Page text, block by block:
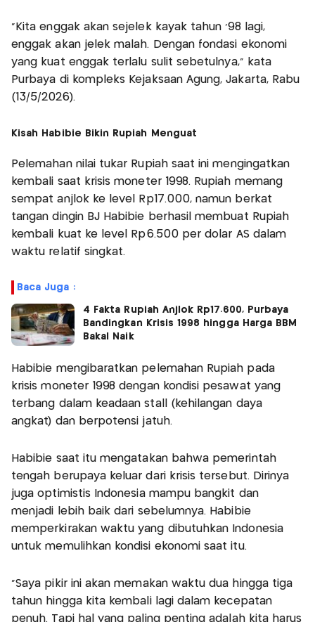
"Kita enggak akan sejelek kayak tahun '98 lagi,
enggak akan jelek malah. Dengan fondasi ekonomi
yang kuat enggak terlalu sulit sebetulnya," kata
Purbaya di kompleks Kejaksaan Agung, Jakarta, Rabu
(13/5/2026).
Kisah Habibie Bikin Rupiah Menguat
Pelemahan nilai tukar Rupiah saat ini mengingatkan
kembali saat krisis moneter 1998. Rupiah memang
sempat anjlok ke level Rp17.000, namun berkat
tangan dingin BJ Habibie berhasil membuat Rupiah
kembali kuat ke level Rp6.500 per dolar AS dalam
waktu relatif singkat.
Baca Juga :
4 Fakta Rupiah Anjlok Rp17.600, Purbaya
Bandingkan Krisis 1998 hingga Harga BBM
Bakal Naik
Habibie mengibaratkan pelemahan Rupiah pada
krisis moneter 1998 dengan kondisi pesawat yang
terbang dalam keadaan stall (kehilangan daya
angkat) dan berpotensi jatuh.
Habibie saat itu mengatakan bahwa pemerintah
tengah berupaya keluar dari krisis tersebut. Dirinya
juga optimistis Indonesia mampu bangkit dan
menjadi lebih baik dari sebelumnya. Habibie
memperkirakan waktu yang dibutuhkan Indonesia
untuk memulihkan kondisi ekonomi saat itu.
“Saya pikir ini akan memakan waktu dua hingga tiga
tahun hingga kita kembali lagi dalam kecepatan
penuh. Tapi hal yang paling penting adalah kita harus